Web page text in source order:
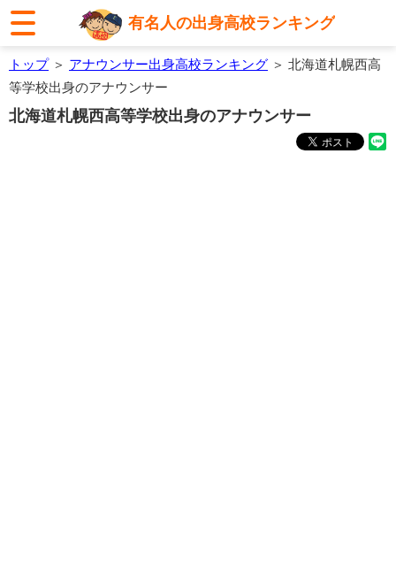
有名人の出身高校ランキング
トップ＞ アナウンサー出身高校ランキング ＞ 北海道札幌西高
等学校出身のアナウンサー
北海道札幌西高等学校出身のアナウンサー